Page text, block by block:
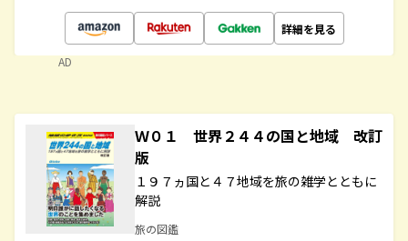
詳細を見る
AD
Ｗ０１ 世界２４４の国と地域 改訂
版
１９７ヵ国と４７地域を旅の雑学とともに
解説
旅の図鑑